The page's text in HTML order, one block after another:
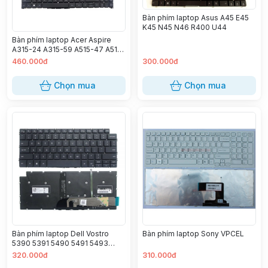
Bàn phím laptop Acer Aspire
A315-24 A315-59 A515-47 A515-
57 A515-58 A715-51 A715-76
460.000đ
Chọn mua
Bàn phím laptop Asus A45 E45
K45 N45 N46 R400 U44
300.000đ
Chọn mua
Bàn phím laptop Dell Vostro
5390 5391 5490 5491 5493
5498 7390 7391 7490 7491
320.000đ
Bàn phím laptop Sony VPCEL
310.000đ